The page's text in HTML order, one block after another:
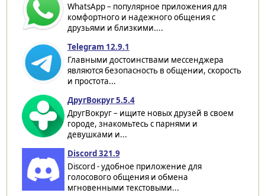
WhatsApp – популярное приложения для
комфортного и надежного общения с
друзьями и близкими....
Telegram 12.9.1
Главными достоинствами мессенджера
являются безопасность в общении, скорость
и простота...
ДругВокруг 5.5.4
ДругВокруг – ищите новых друзей в своем
городе, знакомьтесь с парнями и
девушками и...
Discord 321.9
Discord - удобное приложение для
голосового общения и обмена
мгновенными текстовыми...